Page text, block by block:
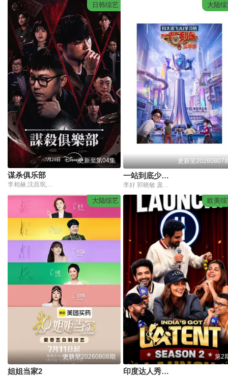
日韩综艺
更新至第04集
谋杀俱乐部
李相赫,沈昌珉,崔杋圭
大陆
更新至20260807
一站到底少年季第2季
李好 郭晓敏 庞博 黄圣依 张雨绮 伊能静 李雪琴 陈铭 王昱珩
大陆综艺
更新至20260808期
姐姐当家2
欧美
第2
印度达人秀第2季